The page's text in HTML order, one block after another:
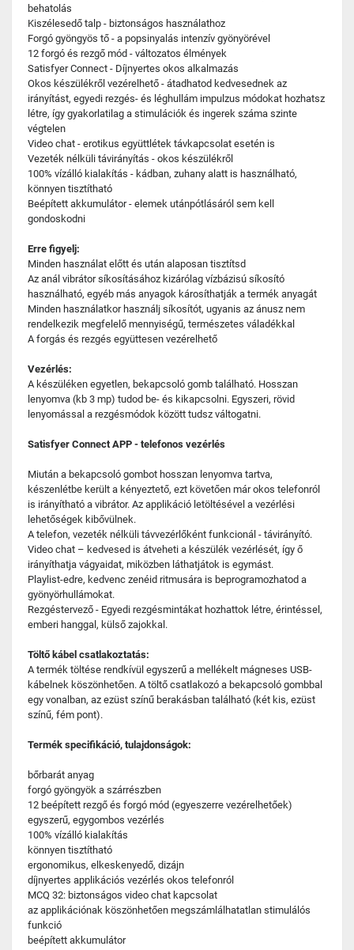
behatolás
Kiszélesedő talp - biztonságos használathoz
Forgó gyöngyös tő - a popsinyalás intenzív gyönyörével
12 forgó és rezgő mód - változatos élmények
Satisfyer Connect - Díjnyertes okos alkalmazás
Okos készülékről vezérelhető - átadhatod kedvesednek az
irányítást, egyedi rezgés- és léghullám impulzus módokat hozhatsz
létre, így gyakorlatilag a stimulációk és ingerek száma szinte
végtelen
Video chat - erotikus együttlétek távkapcsolat esetén is
Vezeték nélküli távirányítás - okos készülékről
100% vízálló kialakítás - kádban, zuhany alatt is használható,
könnyen tisztítható
Beépített akkumulátor - elemek utánpótlásáról sem kell
gondoskodni
Erre figyelj:
Minden használat előtt és után alaposan tisztítsd
Az anál vibrátor síkosításához kizárólag vízbázisú síkosító
használható, egyéb más anyagok károsíthatják a termék anyagát
Minden használatkor használj síkosítót, ugyanis az ánusz nem
rendelkezik megfelelő mennyiségű, természetes váladékkal
A forgás és rezgés együttesen vezérelhető
Vezérlés:
A készüléken egyetlen, bekapcsoló gomb található. Hosszan
lenyomva (kb 3 mp) tudod be- és kikapcsolni. Egyszeri, rövid
lenyomással a rezgésmódok között tudsz váltogatni.
Satisfyer Connect APP - telefonos vezérlés
Miután a bekapcsoló gombot hosszan lenyomva tartva,
készenlétbe került a kényeztető, ezt követően már okos telefonról
is irányítható a vibrátor. Az applikáció letöltésével a vezérlési
lehetőségek kibővülnek.
A telefon, vezeték nélküli távvezérlőként funkcionál - távirányító.
Video chat – kedvesed is átveheti a készülék vezérlését, így ő
irányíthatja vágyaidat, miközben láthatjátok is egymást.
Playlist-edre, kedvenc zenéid ritmusára is beprogramozhatod a
gyönyörhullámokat.
Rezgéstervező - Egyedi rezgésmintákat hozhattok létre, érintéssel,
emberi hanggal, külső zajokkal.
Töltő kábel csatlakoztatás:
A termék töltése rendkívül egyszerű a mellékelt mágneses USB-
kábelnek köszönhetően. A töltő csatlakozó a bekapcsoló gombbal
egy vonalban, az ezüst színű berakásban található (két kis, ezüst
színű, fém pont).
Termék specifikáció, tulajdonságok:
bőrbarát anyag
forgó gyöngyök a szárrészben
12 beépített rezgő és forgó mód (egyeszerre vezérelhetőek)
egyszerű, egygombos vezérlés
100% vízálló kialakítás
könnyen tisztítható
ergonomikus, elkeskenyedő, dizájn
díjnyertes applikációs vezérlés okos telefonról
MCQ 32: biztonságos video chat kapcsolat
az applikációnak köszönhetően megszámlálhatatlan stimulálós
funkció
beépített akkumulátor